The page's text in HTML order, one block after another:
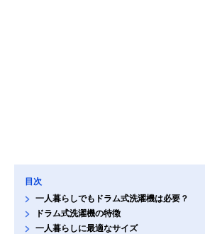
目次
一人暮らしでもドラム式洗濯機は必要？
ドラム式洗濯機の特徴
一人暮らしに最適なサイズ